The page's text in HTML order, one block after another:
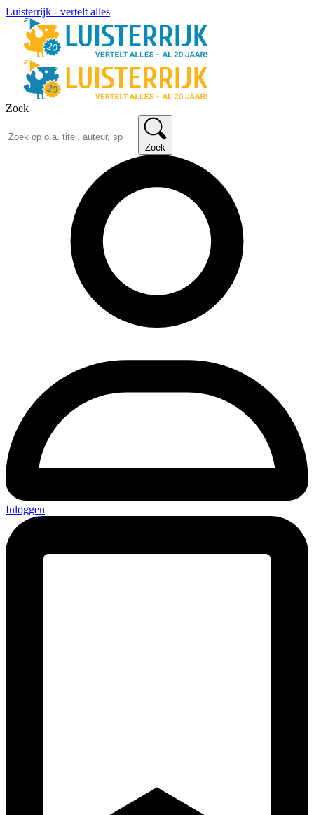
Luisterrijk - vertelt alles
Zoek
Zoek
Inloggen